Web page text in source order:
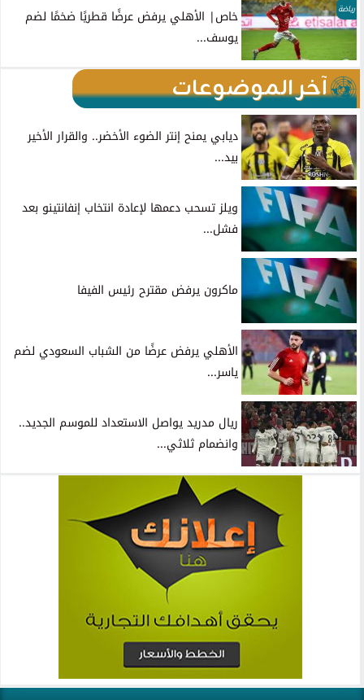
رياضة
خاص| الأهلي يرفض عرضًا قطريًا ضخمًا لضم
يوسف...
آخر الموضوعات
ديابي يمنح إنتر الضوء الأخضر.. والقرار الأخير
بيد...
ويلز تسحب دعمها لإعادة انتخاب إنفانتينو بعد
فشل...
ماكرون يرفض مقترح رئيس الفيفا
الأهلي يرفض عرضًا من الشباب السعودي لضم
ياسر...
ريال مدريد يواصل الاستعداد للموسم الجديد..
وانضمام ثلاثي...